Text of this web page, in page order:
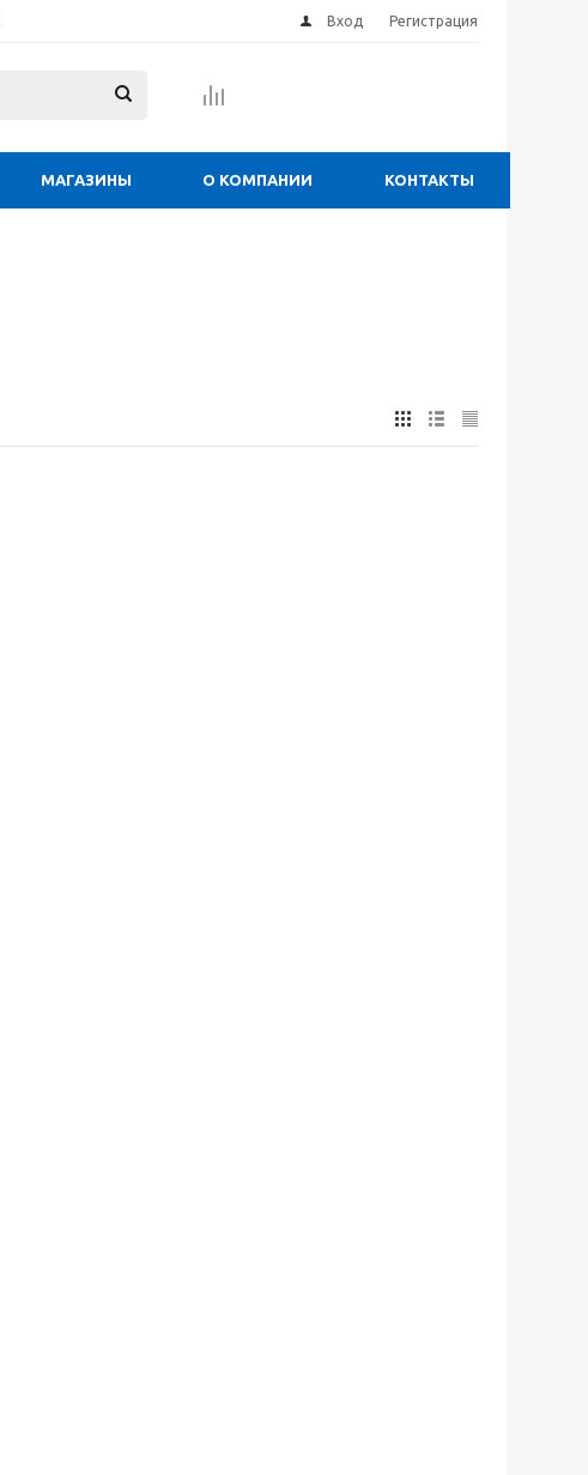
Вход Регистрация
МАГАЗИНЫ О КОМПАНИИ КОНТАКТЫ